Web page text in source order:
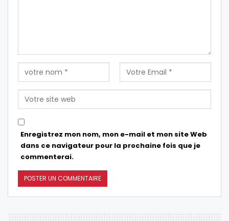
Enregistrez mon nom, mon e-mail et mon site Web
dans ce navigateur pour la prochaine fois que je
commenterai.